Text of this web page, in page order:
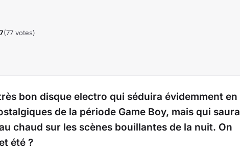
(77 votes)
bon disque electro qui séduira évidemment en
de la période Game Boy, mais qui saura
chaud sur les scènes bouillantes de la nuit. On
été ?